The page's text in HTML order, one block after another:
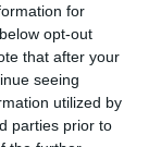
for
opt-out
that after your
seeing
utilized by
parties prior to